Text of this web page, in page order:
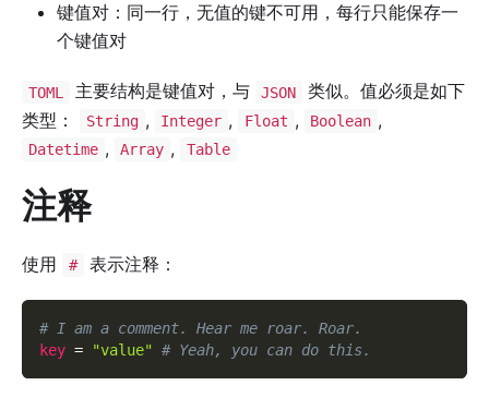
键值对：同一行，无值的键不可用，每行只能保存一
个键值对
TOML 主要结构是键值对，与 JSON
类似。值必须是如下
类型：
String , Integer , Float , Boolean ,
Datetime , Array , Table
注释
使用 # 表示注释：
# I am a comment. Hear me roar. Roar.
key = "value" # Yeah, you can do this.